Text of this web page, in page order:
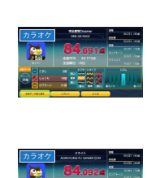
カラオケ
カラオケ